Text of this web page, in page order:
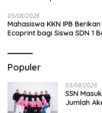
05/08/2026
Mahasiswa KKN IPB
Ecoprint bagi Siswa SDN 1
Populer
03/08/2026
SSN
Jumlah